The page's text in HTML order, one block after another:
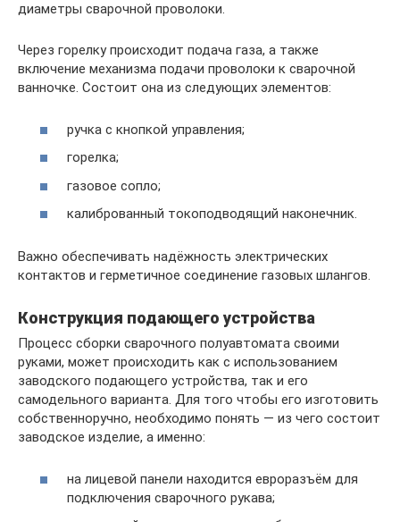
диаметры сварочной проволоки.
Через горелку происходит подача газа, а также
включение механизма подачи проволоки к сварочной
ванночке. Состоит она из следующих элементов:
ручка с кнопкой управления;
горелка;
газовое сопло;
калиброванный токоподводящий наконечник.
Важно обеспечивать надёжность электрических
контактов и герметичное соединение газовых шлангов.
Конструкция подающего устройства
Процесс сборки сварочного полуавтомата своими
руками, может происходить как с использованием
заводского подающего устройства, так и его
самодельного варианта. Для того чтобы его изготовить
собственноручно, необходимо понять — из чего состоит
заводское изделие, а именно:
на лицевой панели находится евроразъём для
подключения сварочного рукава;